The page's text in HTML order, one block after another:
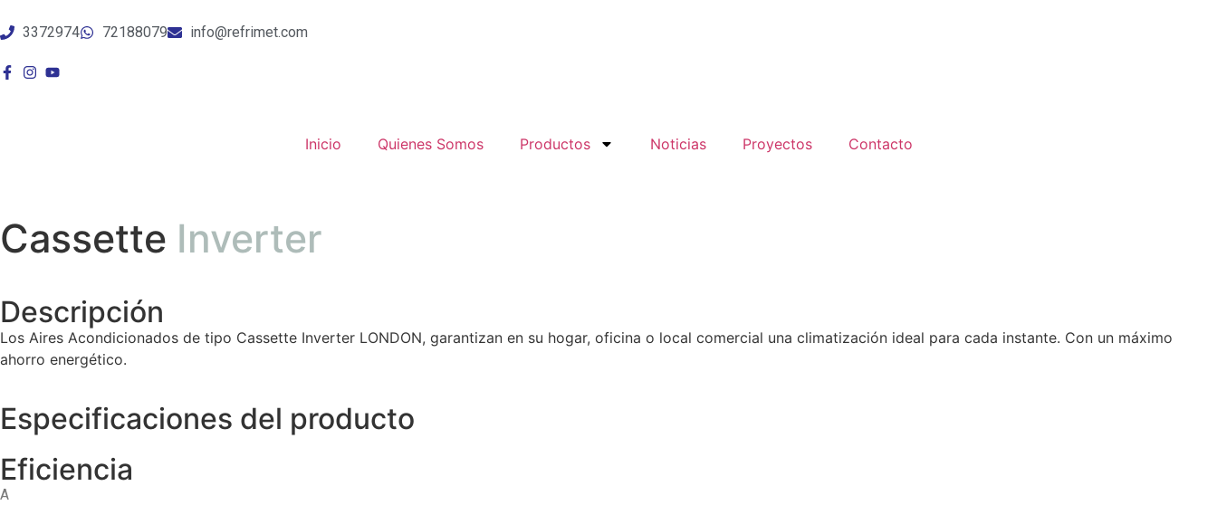
3372974 72188079 info@refrimet.com
Inicio Quienes Somos Productos Noticias Proyectos Contacto
Cassette Inverter
Descripción
Los Aires Acondicionados de tipo Cassette Inverter LONDON, garantizan en su hogar, oficina o local comercial una climatización ideal para cada instante. Con un máximo
ahorro energético.
Especificaciones del producto
Eficiencia
A